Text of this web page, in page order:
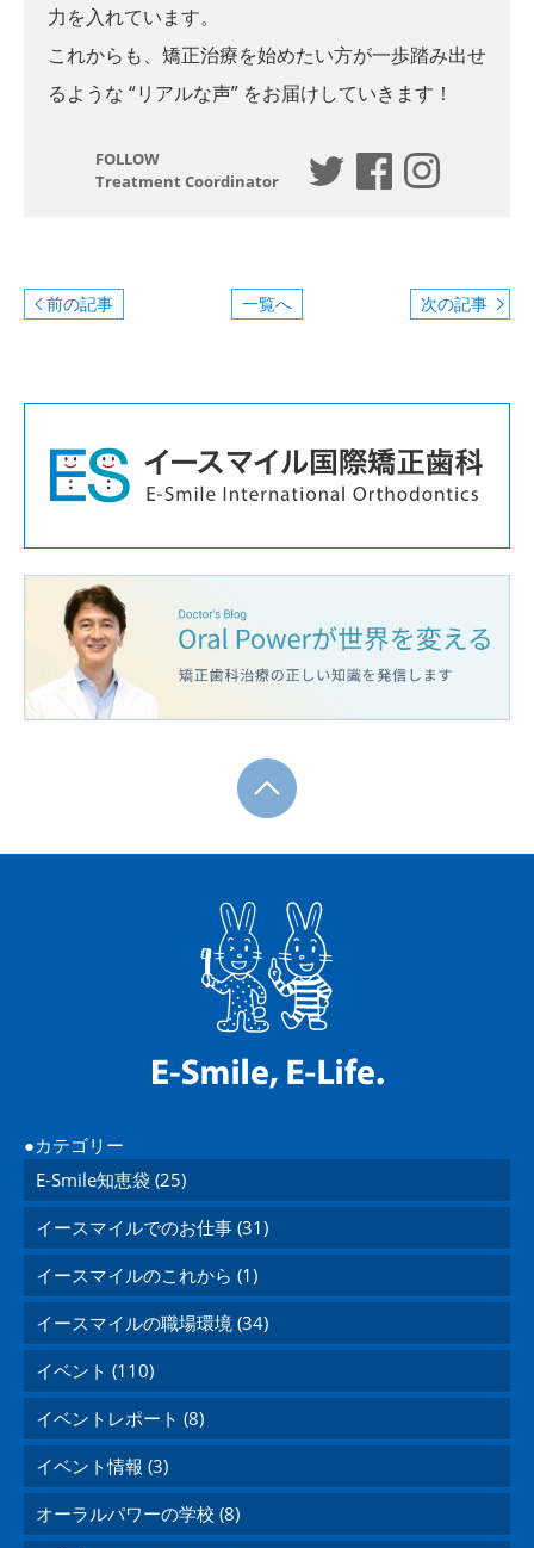
力を入れています。
これからも、矯正治療を始めたい方が一歩踏み出せ
るような “リアルな声” をお届けしていきます！
FOLLOW
Treatment Coordinator
前の記事 一覧へ 次の記事
カテゴリー
E-Smile知恵袋 (25)
イースマイルでのお仕事 (31)
イースマイルのこれから (1)
イースマイルの職場環境 (34)
イベント (110)
イベントレポート (8)
イベント情報 (3)
オーラルパワーの学校 (8)